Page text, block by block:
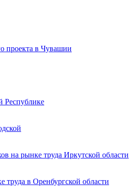
проекта в Чувашии
Республике
на рынке труда Иркутской области
в Оренбургской области